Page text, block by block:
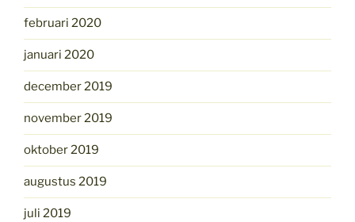
februari 2020
januari 2020
december 2019
november 2019
oktober 2019
augustus 2019
juli 2019